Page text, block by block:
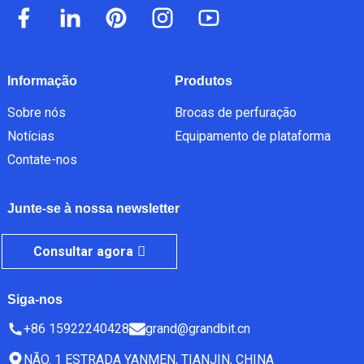
Informação
Sobre nós
Notícias
Contate-nos
Produtos
Brocas de perfuração
Equipamento de plataforma
Junte-se à nossa newsletter
Consultar agora
Siga-nos
+86 15922240428
grand@grandbit.cn
NÃO. 1 ESTRADA YANMEN, TIANJIN, CHINA